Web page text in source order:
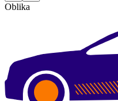
Oblika